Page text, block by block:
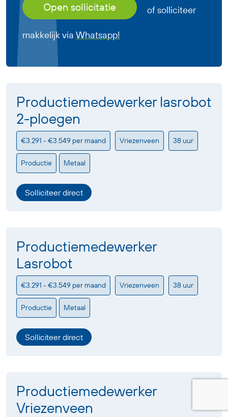
Open sollicitatie of solliciteer
makkelijk via Whatsapp!
Productiemedewerker lasrobot
2-ploegen
€3.291 - €3.549 per maand Vriezenveen 38 uur
Productie Metaal
Solliciteer direct
Productiemedewerker
Lasrobot
€3.291 - €3.549 per maand Vriezenveen 38 uur
Productie Metaal
Solliciteer direct
Productiemedewerker
Vriezenveen